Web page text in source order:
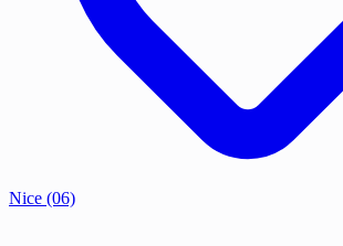
Nice (06)